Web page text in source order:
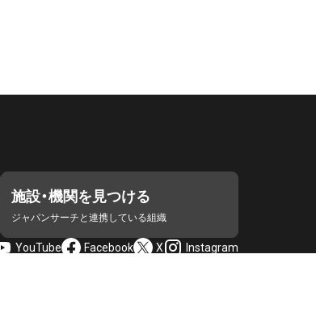
施設・機関を見つける
ジャパンサーチと連携している組織
YouTube Facebook X Instagram